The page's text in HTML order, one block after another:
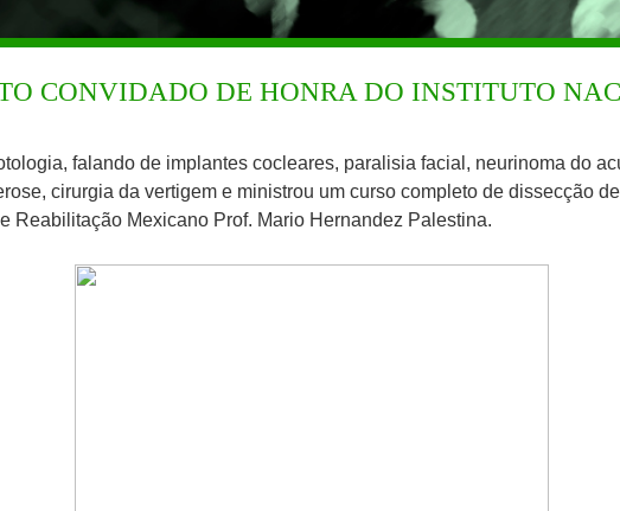
CONVIDADO DE HONRA DO INSTITUTO
falando de implantes cocleares, paralisia facial, neurinoma do
cirurgia da vertigem e ministrou um curso completo de dissecção
Reabilitação Mexicano Prof. Mario Hernandez Palestina.